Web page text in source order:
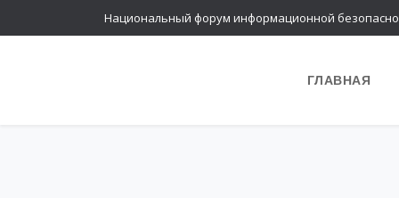
Национальный форум информационной
ГЛАВНАЯ